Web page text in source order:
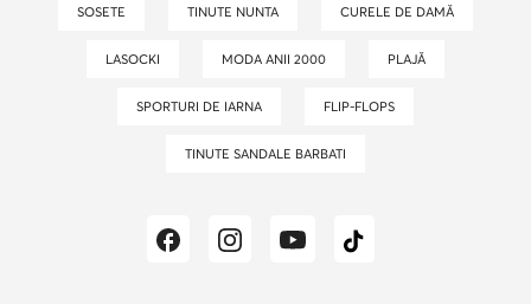
SOSETE TINUTE NUNTA CURELE DE DAMĂ
LASOCKI MODA ANII 2000 PLAJĂ
SPORTURI DE IARNA FLIP-FLOPS
TINUTE SANDALE BARBATI